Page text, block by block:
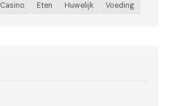
Casino Eten Huwelijk Voeding